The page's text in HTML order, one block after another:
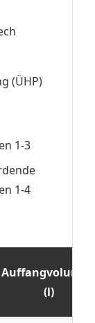
(ÜHP)
1-3
1-4
Auffangvolumen
(l)